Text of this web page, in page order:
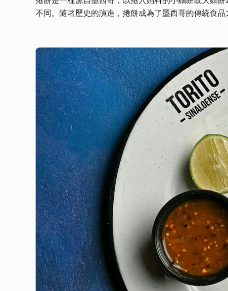
不同。隨著歷史的演進，捲餅成為了墨西哥的傳統食品